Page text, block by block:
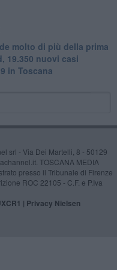
molto di più della prima
19.350 nuovi casi
in Toscana
srl - Via Dei Martelli, 8 - 50129
TOSCANA MEDIA
presso il Tribunale di Firenze
ROC 22105 - C.F. e P.Iva
| Privacy Nielsen